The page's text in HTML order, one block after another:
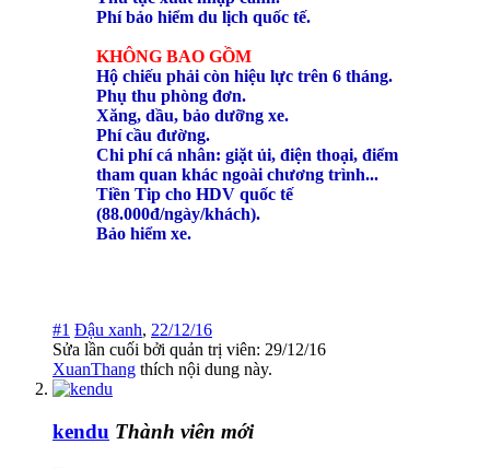
Phí bảo hiểm du lịch quốc tế.
KHÔNG BAO GỒM
Hộ chiếu phải còn hiệu lực trên 6 tháng.
Phụ thu phòng đơn.
Xăng, dầu, bảo dưỡng xe.
Phí cầu đường.
Chi phí cá nhân: giặt ủi, điện thoại, điểm
tham quan khác ngoài chương trình...
Tiền Tip cho HDV quốc tế
(88.000đ/ngày/khách).
Bảo hiểm xe.
#1 Đậu xanh, 22/12/16
Sửa lần cuối bởi quản trị viên: 29/12/16
XuanThang thích nội dung này.
kendu Thành viên mới